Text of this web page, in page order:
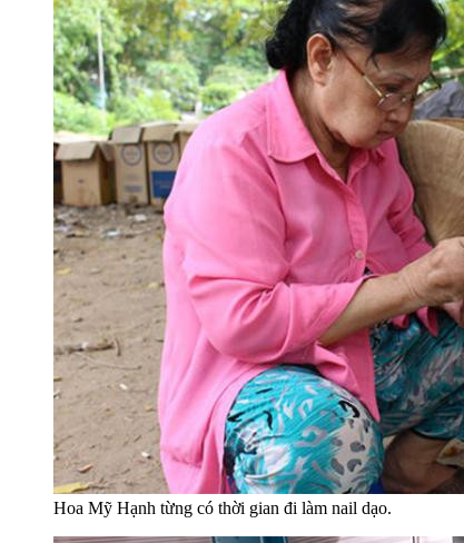
Hoa Mỹ Hạnh từng có thời gian đi làm nail dạo.